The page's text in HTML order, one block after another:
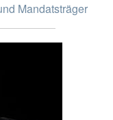
Mandatsträger